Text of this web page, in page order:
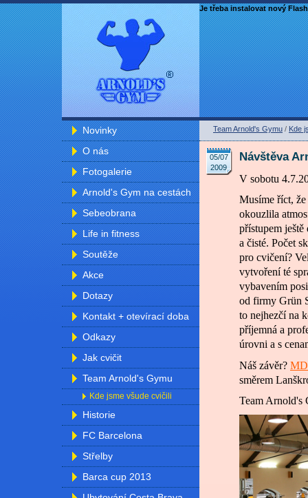
Je třeba instalovat nový Flash
Novinky
O nás
Fotogalerie
Arnold's Gym na cestách
Sebeobrana
Life in fitness
Soutěže
Akce
Dotazy
Kontakt + otevírací doba
Odkazy
Jak cvičit
Team Arnold's Gymu
Kde jsme všude cvičili
Historie
FC Barcelona
Střelby
Barca cup 2013
Team Arnold's Gymu / Kde
05/07
2009
Návštěva
V sobotu
Musíme říct,
okouzlila
přístupem
a čisté. Počet
pro cvičení?
vytvoření té
vybavením
od firmy Grün
to nejhezčí na
příjemná a
úrovni a s
Náš závěr? MD
směrem
Team Arnold's